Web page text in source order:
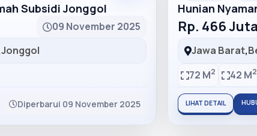
Subsidi Jonggol
09 November 2025
Jonggol
Diperbarui 09 November 2025
Hunian
Rp. 466 Juta
Jawa Barat,
72 M2 42 M2
LIHAT DETAIL